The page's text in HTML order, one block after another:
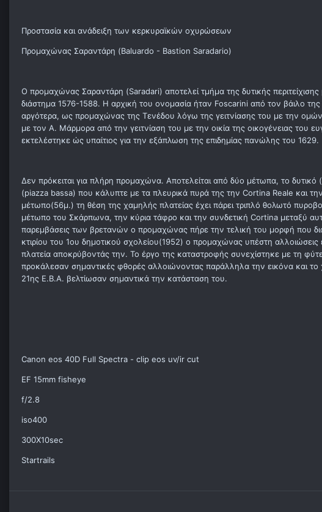
Προστασία και ανάδειξη των κερκυραϊκών οχυρώσεων
Προμαχώνας Σαραντάρη (Baluardo - Bastion Saradario)
Ο προμαχώνας Σαραντάρη (Saradari) αποτελεί τμήμα της δυτικής
διάστημα 1576-1588. H αρχική του ονομασία ήταν Foscarini από τον βάιλο
αργότερα, ως προμαχώνας της Τενέδου λόγω της γειτνίασης του με την
με τον Α. Μάρμορα από την γειτνίαση του με την οικία της οικογένειας του
εκτελέστηκε ώς υπαίτιος για την εξάπλωση της επιδημίας πανώλης του 1629.
Δεν πρόκειται για πλήρη προμαχώνα. Αποτελείται από δύο μέτωπα, το
(piazza bassa) που κάλυπτε με τα πλευρικά πυρά της την Cortina Reale και
μέτωπο(56μ.) τη θέση της χαμηλής πλατείας έχει πάρει τριπλό θολωτό
μέτωπο του Σκάρπωνα, την κύρια τάφρο και την συνδετική Cortina μεταξύ
παρεμβάσεις των βρετανών ο προμαχώνας πήρε την τελική του μορφή που
κτιρίου του 1ου δημοτικού σχολείου(1952) ο προμαχώνας υπέστη
πλατεία αποκρύβοντάς την. Το έργο της καταστροφής συνεχίστηκε με τη
προκάλεσαν σημαντικές φθορές αλλοιώνοντας παράλληλα την εικόνα και
21ης Ε.Β.Α. βελτίωσαν σημαντικά την κατάσταση του.
Canon eos 40D Full Spectra - clip eos uv/ir cut
EF 15mm fisheye
f/2.8
iso400
300X10sec
Startrails